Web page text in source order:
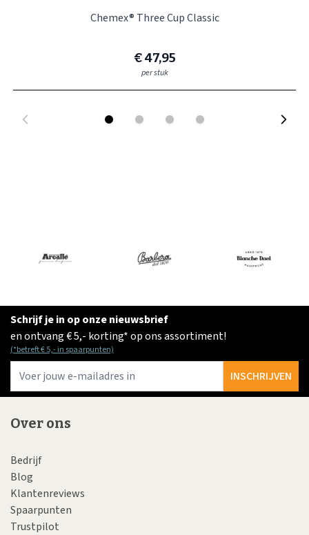
Chemex® Three Cup Classic
€ 47,95
per stuk
Schrijf je in op onze nieuwsbrief
en ontvang € 5,- korting* op ons assortiment!
(*betreft € 5,- in spaarpunten)
INSCHRIJVEN
Over ons
Bedrijf
Blog
Klantenreviews
Spaarpunten
Trustpilot